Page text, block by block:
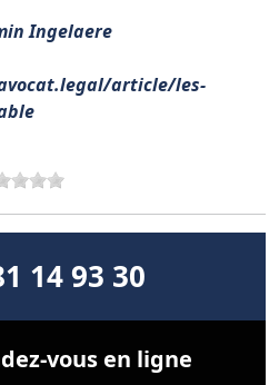
Ingelaere
article/les-
14 93 30
vous en ligne